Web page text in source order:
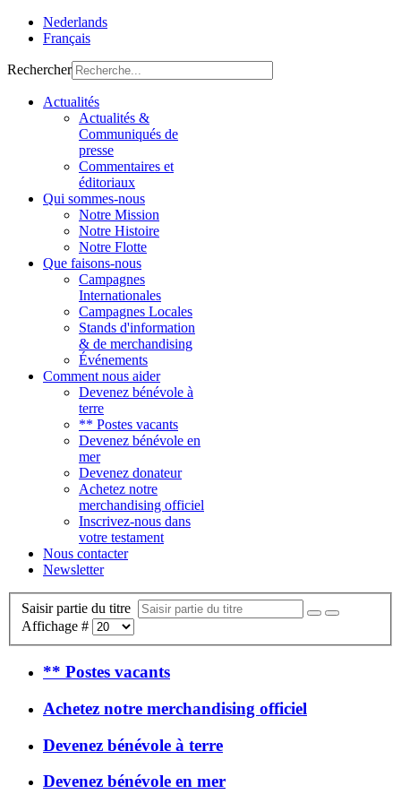
Nederlands
Français
Rechercher
Actualités
Actualités &
Communiqués de
presse
Commentaires et
éditoriaux
Qui sommes-nous
Notre Mission
Notre Histoire
Notre Flotte
Que faisons-nous
Campagnes
Internationales
Campagnes Locales
Stands d'information
& de merchandising
Événements
Comment nous aider
Devenez bénévole à
terre
** Postes vacants
Devenez bénévole en
mer
Devenez donateur
Achetez notre
merchandising officiel
Inscrivez-nous dans
votre testament
Nous contacter
Newsletter
Saisir partie du titre
Affichage #
** Postes vacants
Achetez notre merchandising officiel
Devenez bénévole à terre
Devenez bénévole en mer